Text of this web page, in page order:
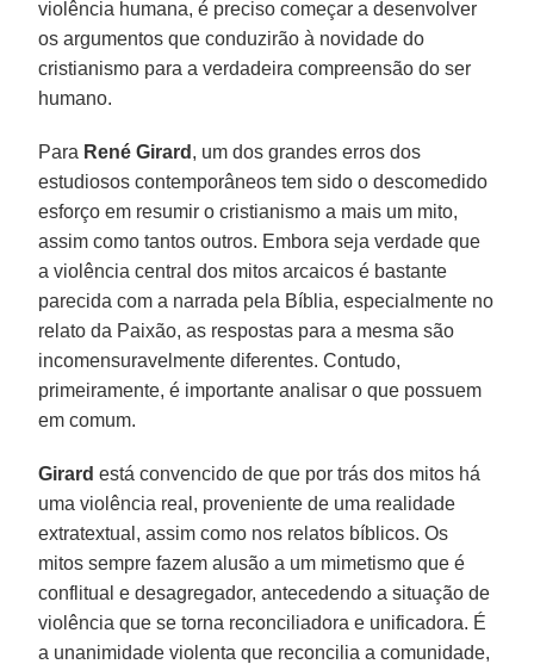
violência humana, é preciso começar a desenvolver
os argumentos que conduzirão à novidade do
cristianismo para a verdadeira compreensão do ser
humano.
Para René Girard , um dos grandes erros dos
estudiosos contemporâneos tem sido o descomedido
esforço em resumir o cristianismo a mais um mito,
assim como tantos outros. Embora seja verdade que
a violência central dos mitos arcaicos é bastante
parecida com a narrada pela Bíblia, especialmente no
relato da Paixão, as respostas para a mesma são
incomensuravelmente diferentes. Contudo,
primeiramente, é importante analisar o que possuem
em comum.
Girard está convencido de que por trás dos mitos há
uma violência real, proveniente de uma realidade
extratextual, assim como nos relatos bíblicos. Os
mitos sempre fazem alusão a um mimetismo que é
conflitual e desagregador, antecedendo a situação de
violência que se torna reconciliadora e unificadora. É
a unanimidade violenta que reconcilia a comunidade,